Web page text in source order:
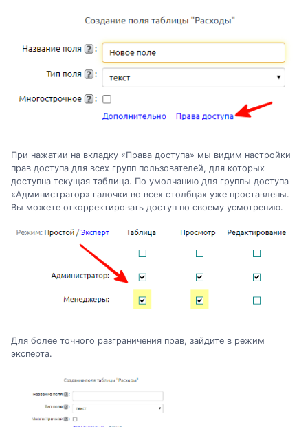
При нажатии на вкладку «Права доступа» мы видим настройки
прав доступа для всех групп пользователей, для которых
доступна текущая таблица. По умолчанию для группы доступа
«Администратор» галочки во всех столбцах уже проставлены.
Вы можете откорректировать доступ по своему усмотрению.
Для более точного разграничения прав, зайдите в режим
эксперта.